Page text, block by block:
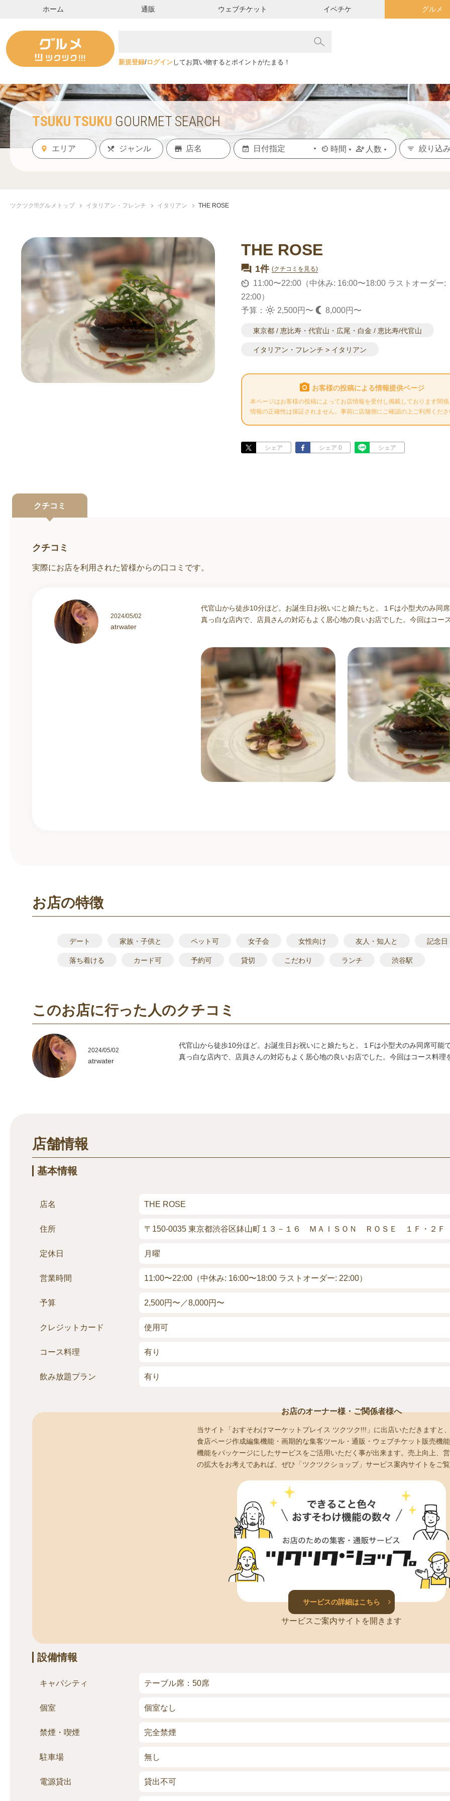
ホーム 通販 ウェブチケット イベチケ グルメ
新規登録/ログインしてお買い物するとポイントがたまる！
TSUKU TSUKU GOURMET SEARCH
時間 人数 絞り込
ツクツク!!!グルメトップ イタリアン・フレンチ イタリアン THE ROSE
THE ROSE
1件 (クチコミを見る)
11:00〜22:00（中休み: 16:00〜18:00 ラストオーダー:
22:00）
予算：
2,500円〜 8,000円〜
東京都 / 恵比寿・代官山・広尾・白金 / 恵比寿/代官山
イタリアン・フレンチ > イタリアン
お客様の投稿による情報提供ページ
本ページはお客様の投稿によってお店情報を受付し掲載しております関
情報の正確性は保証されません。事前に店舗側にご確認の上ご利用くだ
シェア シェア 0 シェア
クチコミ
クチコミ
実際にお店を利用された皆様からの口コミです。
2024/05/02
atrwater
代官山から徒歩10分ほど。お誕生日お祝いにと娘たちと。１Fは小型犬のみ同
真っ白な店内で、店員さんの対応もよく居心地の良いお店でした。今回はコー
お店の特徴
デート 家族・子供と ペット可 女子会 女性向け 友人・知人と 記念日
落ち着ける カード可 予約可 貸切 こだわり ランチ 渋谷駅
このお店に行った人のクチコミ
2024/05/02
atrwater
代官山から徒歩10分ほど。お誕生日お祝いにと娘たちと。１Fは小型犬のみ同席可能
真っ白な店内で、店員さんの対応もよく居心地の良いお店でした。今回はコース料理
店舗情報
基本情報
店名 THE ROSE
住所 〒150-0035 東京都渋谷区鉢山町１３－１６ ＭＡＩＳＯＮ ＲＯＳＥ １Ｆ・２Ｆ
定休日 月曜
営業時間 11:00〜22:00（中休み: 16:00〜18:00 ラストオーダー: 22:00）
予算 2,500円〜／8,000円〜
クレジッ トカード 使用可
コース料理 有り
飲み放題プラン 有り
お店のオーナー様・ご関係者様へ
当サイト「おすそわけマーケットプレイス ツクツク!!!」に出店いただきますと
食店ページ作成編集機能・画期的な集客ツール・通販・ウェブチケット販売機
機能をパッケージにしたサービスをご活用いただく事が出来ます。売上向上、
の拡大をお考えであれば、ぜひ「ツクツクショップ」サービス案内サイトをご
サービスの詳細はこちら
サービスご案内サイトを開きます
設備情報
キャパシティ テーブル席：50席
個室 個室なし
禁煙・喫煙 完全禁煙
駐車場 無し
電源貸出 貸出不可